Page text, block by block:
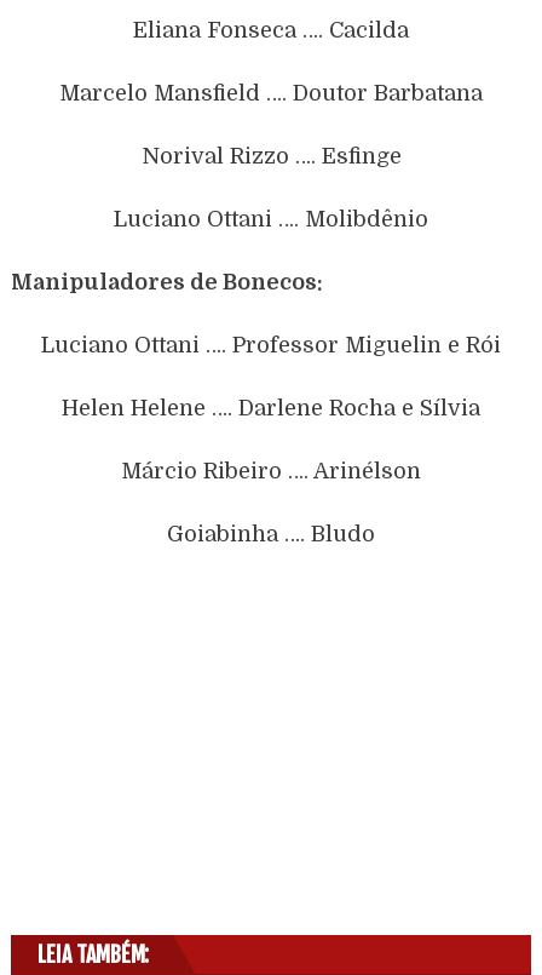
Eliana Fonseca …. Cacilda
Marcelo Mansfield …. Doutor Barbatana
Norival Rizzo …. Esfinge
Luciano Ottani …. Molibdênio
Manipuladores de Bonecos:
Luciano Ottani …. Professor Miguelin e Rói
Helen Helene …. Darlene Rocha e Sílvia
Márcio Ribeiro …. Arinélson
Goiabinha …. Bludo
LEIA TAMBÉM: